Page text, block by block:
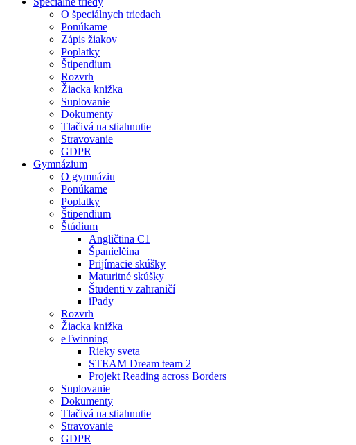
O špeciálnych triedach
Ponúkame
Zápis žiakov
Poplatky
Štipendium
Rozvrh
Žiacka knižka
Suplovanie
Dokumenty
Tlačivá na stiahnutie
Stravovanie
GDPR
Gymnázium
O gymnáziu
Ponúkame
Poplatky
Štipendium
Štúdium
Angličtina C1
Španielčina
Prijímacie skúšky
Maturitné skúšky
Študenti v zahraničí
iPady
Rozvrh
Žiacka knižka
eTwinning
Rieky sveta
STEAM Dream team 2
Projekt Reading across Borders
Suplovanie
Dokumenty
Tlačivá na stiahnutie
Stravovanie
GDPR